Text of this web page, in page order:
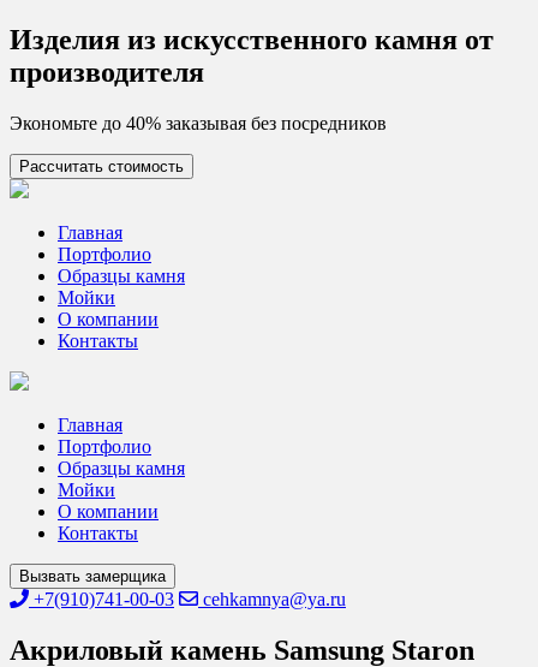
Skip
to
content
Изделия из искусcтвенного камня от
производителя
Экономьте до 40% заказывая без посредников
Рассчитать стоимость
Цех камня
Столешницы из искусственного камня
Главная
Портфолио
Образцы камня
Мойки
О компании
Контакты
Главная
Портфолио
Образцы камня
Мойки
О компании
Контакты
Вызвать замерщика
+7(910)741-00-03 cehkamnya@ya.ru
Акриловый камень Samsung Staron